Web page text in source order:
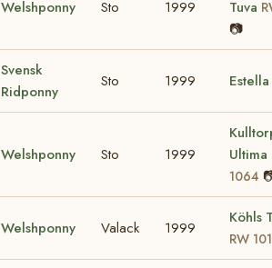
Welshponny Sto 1999 Tuva
📷
Svensk
Ridponny
Sto 1999 Estella
Welshponny Sto 1999
Ultima
1064
Welshponny Valack 1999
Köhls
RW